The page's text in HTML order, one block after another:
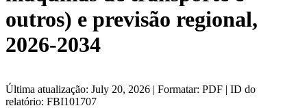
outros) e previsão regional,
2026-2034
Última atualização: July 20, 2026 | Formatar: PDF | ID do
relatório: FBI101707